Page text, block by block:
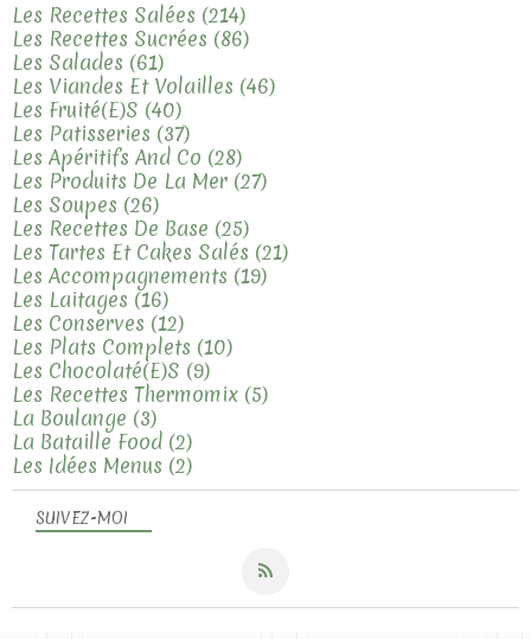
SUIVEZ-MOI
Les Recettes Salées (214)
Les Recettes Sucrées (86)
Les Salades (61)
Les Viandes Et Volailles (46)
Les Fruité(e)s (40)
Les Patisseries (37)
Les Apéritifs And Co (28)
Les Produits De La Mer (27)
Les Soupes (26)
Les Recettes De Base (25)
Les Tartes Et Cakes Salés (21)
Les Accompagnements (19)
Les Laitages (16)
Les Conserves (12)
Les Plats Complets (10)
Les Chocolaté(e)s (9)
Les Recettes Thermomix (5)
La Boulange (3)
La Bataille Food (2)
Les Idées Menus (2)